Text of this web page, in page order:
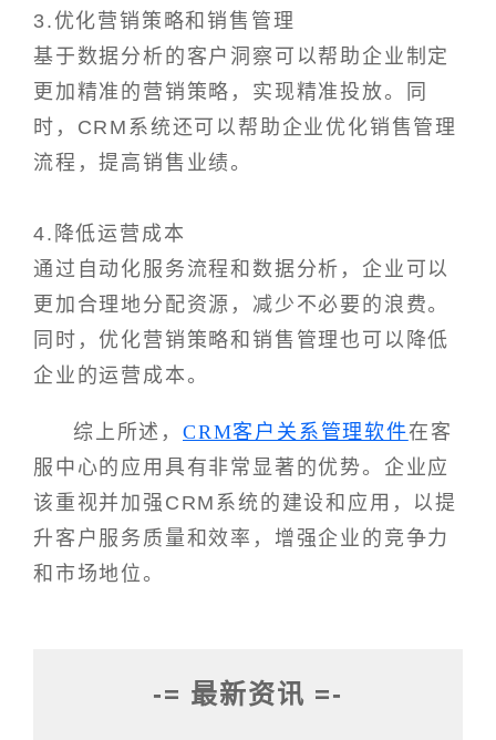
3.优化营销策略和销售管理
基于数据分析的客户洞察可以帮助企业制定
更加精准的营销策略，实现精准投放。同
时，CRM系统还可以帮助企业优化销售管理
流程，提高销售业绩。
4.降低运营成本
通过自动化服务流程和数据分析，企业可以
更加合理地分配资源，减少不必要的浪费。
同时，优化营销策略和销售管理也可以降低
企业的运营成本。
综上所述， CRM客户关系管理软件在客
服中心的应用具有非常显著的优势。企业应
该重视并加强CRM系统的建设和应用，以提
升客户服务质量和效率，增强企业的竞争力
和市场地位。
-= 最新资讯 =-